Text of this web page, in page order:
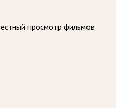
просмотр фильмов